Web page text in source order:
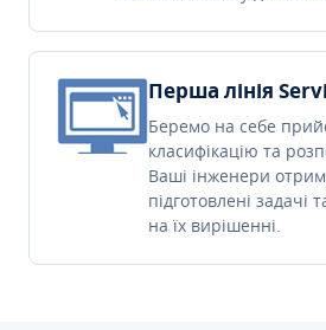
Перша лінія
Беремо на себе
класифікацію та
Ваші інженери
підготовлені задачі
на їх вирішенні.